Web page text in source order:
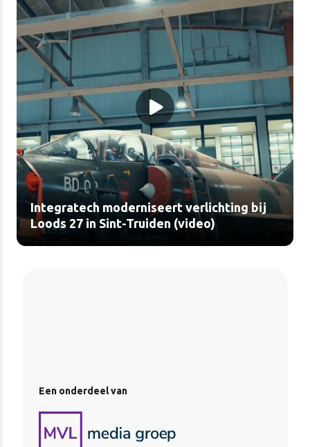
Integratech moderniseert verlichting bij
Loods 27 in Sint-Truiden (video)
Een onderdeel van